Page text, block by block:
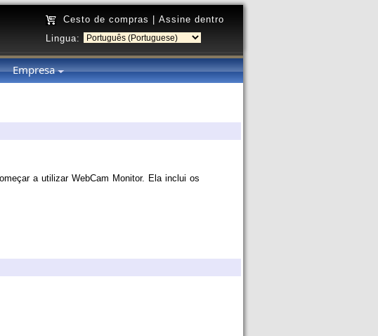
Cesto de compras
Assine dentro
Lingua:
Empresa
a utilizar WebCam Monitor. Ela inclui os